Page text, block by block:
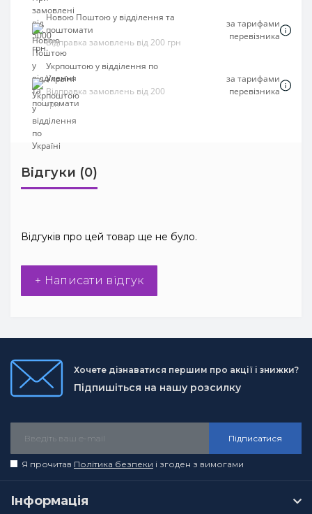
Новою Поштою у відділення та
поштомати
Відправка замовлень від 200 грн
за тарифами
перевізника
Укрпоштою у відділення по
Україні
Відправка замовлень від 200
грн
за тарифами
перевізника
Відгуки (0)
Відгуків про цей товар ще не було.
+ Написати відгук
Хочете дізнаватися першим про акції і знижки?
Підпишіться на нашу розсилку
Підписатися
Я прочитав Політика безпеки і згоден з вимогами
Інформація